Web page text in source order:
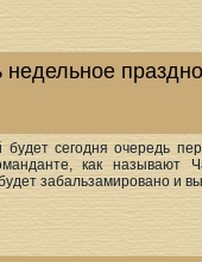
сегодня очередь
как называют
забальзамировано и